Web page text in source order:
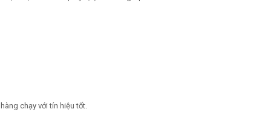
chạy với tín hiệu tốt.